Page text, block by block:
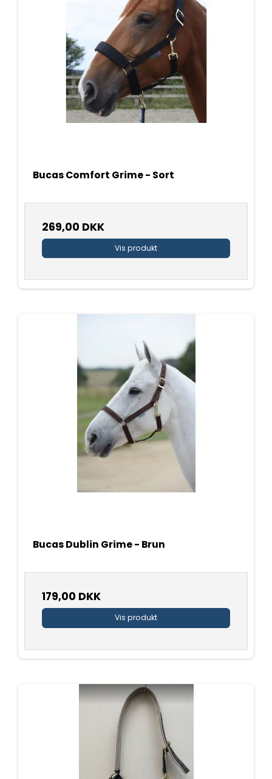
Bucas Comfort Grime - Sort
269,00 DKK
Vis produkt
Bucas Dublin Grime - Brun
179,00 DKK
Vis produkt